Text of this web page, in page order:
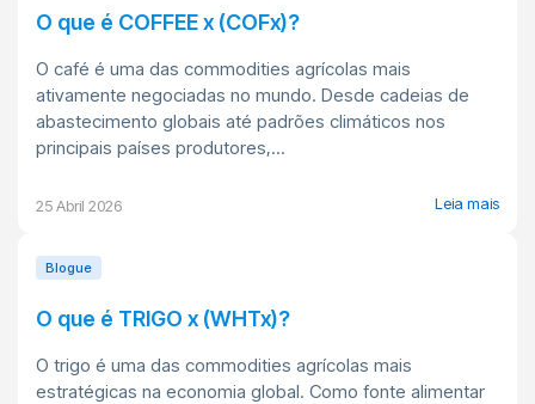
O que é COFFEE x (COFx)?
O café é uma das commodities agrícolas mais
ativamente negociadas no mundo. Desde cadeias de
abastecimento globais até padrões climáticos nos
principais países produtores,...
25 Abril 2026 Leia mais
Blogue
O que é TRIGO x (WHTx)?
O trigo é uma das commodities agrícolas mais
estratégicas na economia global. Como fonte alimentar